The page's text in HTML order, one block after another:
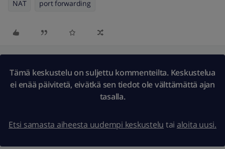
NAT port forwarding
Tämä keskustelu on suljettu kommenteilta. Keskustelua
ei enää päivitetä, eivätkä sen tiedot ole välttämättä ajan
tasalla.
Etsi samasta aiheesta uudempi keskustelu tai aloita uusi.